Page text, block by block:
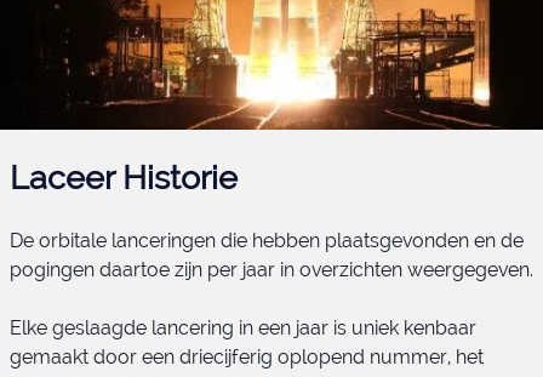
Laceer Historie
De orbitale lanceringen die hebben plaatsgevonden en de
pogingen daartoe zijn per jaar in overzichten weergegeven.
Elke geslaagde lancering in een jaar is uniek kenbaar
gemaakt door een driecijferig oplopend nummer, het